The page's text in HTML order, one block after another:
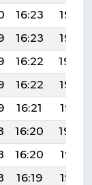
16:23
19:27
16:23
19:25
16:22
19:24
16:22
19:23
16:21
19:21
16:20
19:20
16:20
19:19
16:19 19:17